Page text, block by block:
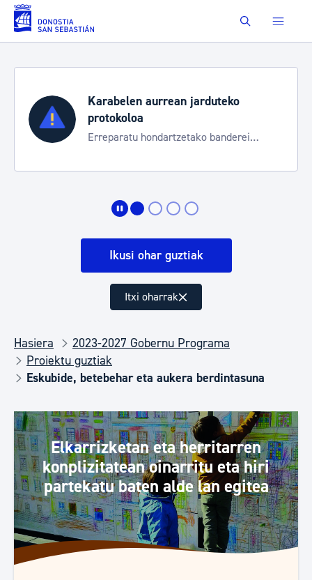
Eduki nagusira joan Buscar
Karabelen aurrean jarduteko
protokoloa
Erreparatu hondartzetako banderei
Ikusi ohar guztiak
Itxi oharrak
Hasiera
2023-2027 Gobernu Programa
Proiektu guztiak
Eskubide, betebehar eta aukera berdintasuna
Elkarrizketan eta herritarren
konplizitatean oinarritu eta hiri
partekatu baten alde lan egitea